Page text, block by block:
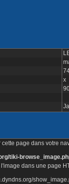
x
cette page dans votre
tiki-
dans une page